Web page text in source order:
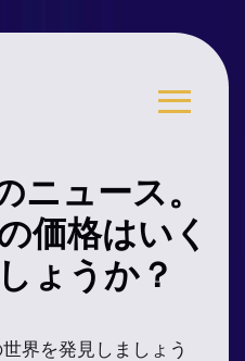
ニュース。
価格はいく
ょうか？
界を発見しましょう